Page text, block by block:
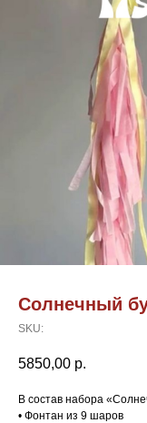
Солнечный
SKU:
5850,00 р.
В состав набора
• Фонтан из 9 шаров